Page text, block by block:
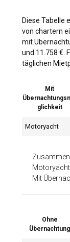
Diese Tabelle
von chartern
mit
und 11.758 €.
täglichen
Mit
Mit
glichkeit
Motoryacht
Ohne
Übernachtung